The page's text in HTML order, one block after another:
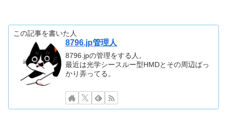
この記事を書いた人
8796.jp管理人
8796.jpの管理をする人。
最近は光学シースルー型HMDとその周辺ばっ
かり弄ってる。